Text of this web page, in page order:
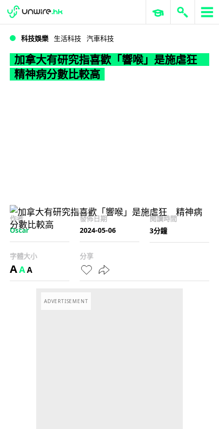
WWDC 2026 ERP 與商業 AI
科技娛樂 生活科技 汽車科技
加拿大有研究指喜歡「響喉」是施虐狂
精神病分數比較高
作者
Oscar
發佈日期
2024-05-06
閱讀時間
3分鐘
字體大小
AAA
分享
ADVERTISEMENT